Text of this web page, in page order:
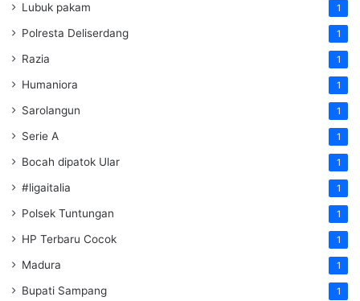
Lubuk pakam 1
Polresta Deliserdang 1
Razia 1
Humaniora 1
Sarolangun 1
Serie A 1
Bocah dipatok Ular 1
#ligaitalia 1
Polsek Tuntungan 1
HP Terbaru Cocok 1
Madura 1
Bupati Sampang 1